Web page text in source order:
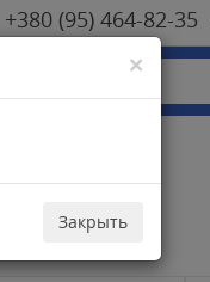
+380 (95) 464-82-35
×
Закрыть